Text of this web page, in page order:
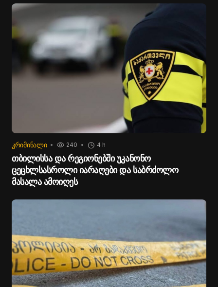
ᲙᲠᲘᲛᲘᲜᲐᲚᲘ 240 4 h
თბილისსა და რეგიონებში უკანონო
ცეცხლსასროლი იარაღები და საბრძოლო
მასალა ამოიღეს